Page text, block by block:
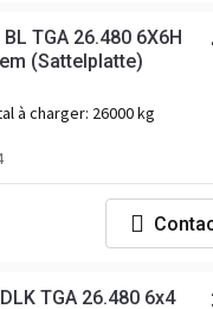
TGA 26.480 6X6H
(Sattelplatte)
à charger: 26000 kg
TGA 26.480 6x4